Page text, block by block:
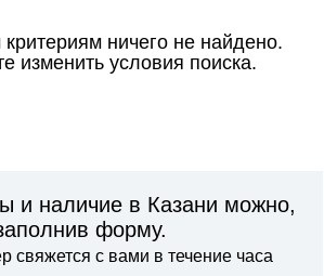
ничего не найдено.
изменить условия поиска.
и наличие в Казани можно,
форму.
свяжется с вами в течение часа